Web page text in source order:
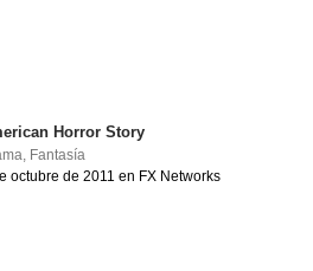
Horror Story
, Fantasía
octubre de 2011 en FX Networks